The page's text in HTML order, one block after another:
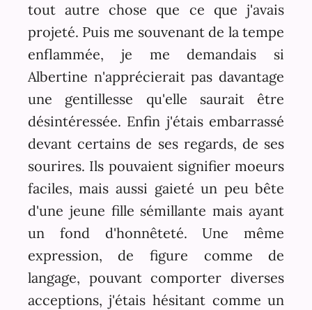
tout autre chose que ce que j'avais
projeté. Puis me souvenant de la tempe
enflammée, je me demandais si
Albertine n'apprécierait pas davantage
une gentillesse qu'elle saurait être
désintéressée. Enfin j'étais embarrassé
devant certains de ses regards, de ses
sourires. Ils pouvaient signifier moeurs
faciles, mais aussi gaieté un peu bête
d'une jeune fille sémillante mais ayant
un fond d'honnêteté. Une même
expression, de figure comme de
langage, pouvant comporter diverses
acceptions, j'étais hésitant comme un